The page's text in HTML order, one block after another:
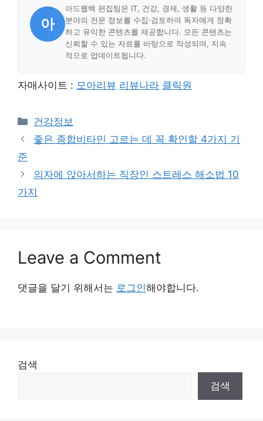
아
아드웹백 편집팀은 IT, 건강, 경제, 생활 등 다양한
분야의 전문 정보를 수집·검토하여 독자에게 정확
하고 유익한 콘텐츠를 제공합니다. 모든 콘텐츠는
신뢰할 수 있는 자료를 바탕으로 작성되며, 지속
적으로 업데이트됩니다.
자매사이트 : 모아리뷰 리뷰나라 클릭원
Categories
건강정보
좋은 종합비타민 고르는 데 꼭 확인할 4가지 기
준
의자에 앉아서하는 직장인 스트레스 해소법 10
가지
Leave a Comment
댓글을 달기 위해서는 로그인해야합니다.
검색
검색